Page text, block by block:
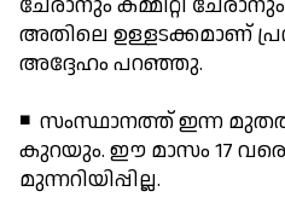
അതിലെ ഉള്ളടക്കമാണ്
അദ്ദേഹം പറഞ്ഞു.
◾ സംസ്ഥാനത്ത് ഇന്ന
കുറയും. ഈ മാസം 17 വരെ
മുന്നറിയിപ്പില്ല.